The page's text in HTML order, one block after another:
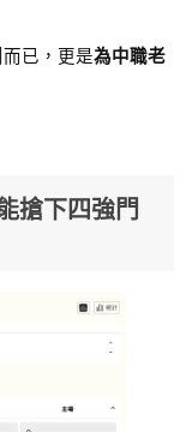
已，更是為中職老
搶下四強門